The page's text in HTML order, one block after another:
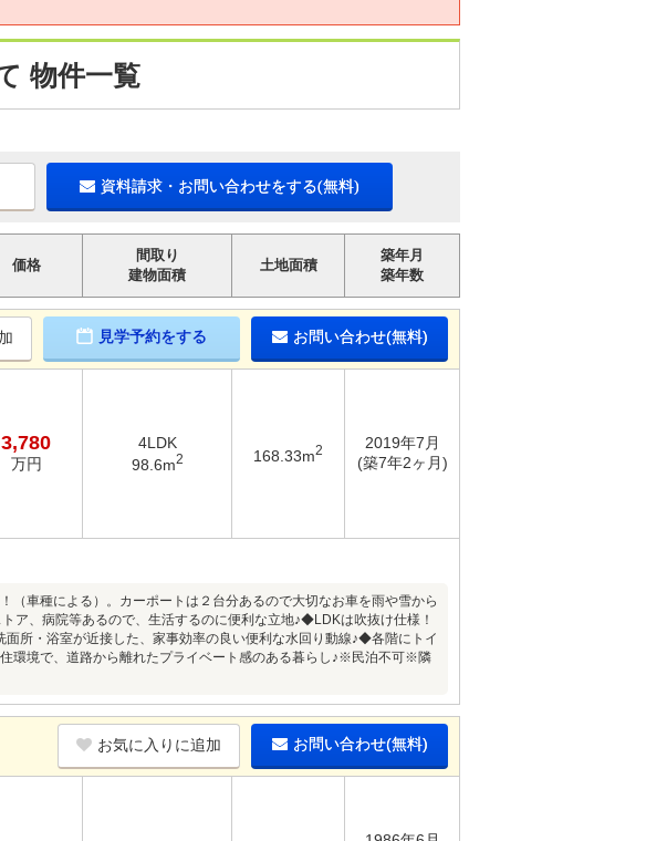
物件一覧
資料請求・お問い合わせをする(無料)
価格
間取り
建物面積
土地面積
築年月
築年数
見学予約をする お問い合わせ(無料)
3,780
万円
4LDK
98.6m2 168.33m2
2019年7月
(築7年2ヶ月)
車種による）。カーポートは２台分あるので大切なお車を雨や雪から
ア、病院等あるので、生活するのに便利な立地♪◆LDKは吹抜け仕様！
所・浴室が近接した、家事効率の良い便利な水回り動線♪◆各階にトイ
環境で、道路から離れたプライベート感のある暮らし♪※民泊不可※隣
お気に入りに追加 お問い合わせ(無料)